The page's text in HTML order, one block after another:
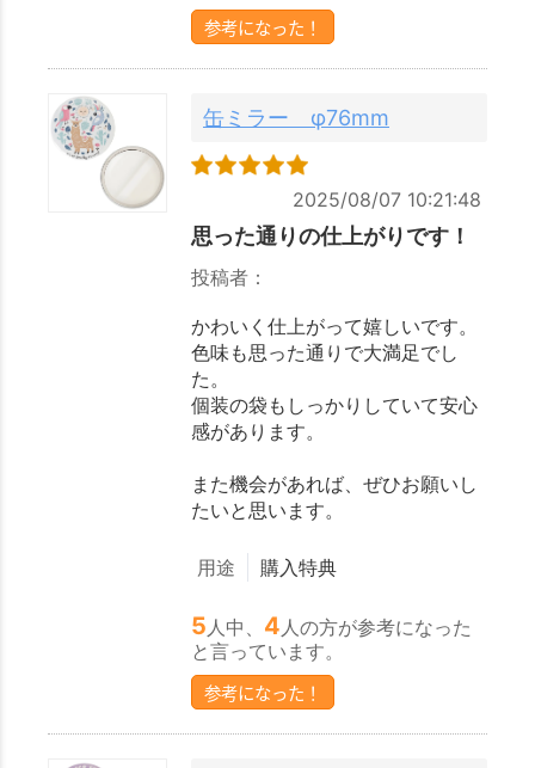
参考になった！
缶ミラー φ76mm
2025/08/07 10:21:48
思った通りの仕上がりです！
投稿者：
かわいく仕上がって嬉しいです。
色味も思った通りで大満足でし
た。
個装の袋もしっかりしていて安心
感があります。
また機会があれば、ぜひお願いし
たいと思います。
用途 購入特典
5 人中、 4 人の方が参考になった
と言っています。
参考になった！